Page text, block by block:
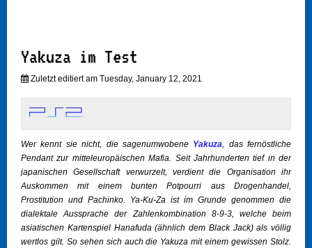
Yakuza im Test
Zuletzt editiert am Tuesday, January 12, 2021
Wer kennt sie nicht, die sagenumwobene Yakuza, das fernöstliche
Pendant zur mitteleuropäischen Mafia. Seit Jahrhunderten tief in der
japanischen Gesellschaft verwurzelt, verdient die Organisation ihr
Auskommen mit einem bunten Potpourri aus Drogenhandel,
Prostitution und Pachinko. Ya-Ku-Za ist im Grunde genommen die
dialektale Aussprache der Zahlenkombination 8-9-3, welche beim
asiatischen Kartenspiel Hanafuda (ähnlich dem Black Jack) als völlig
wertlos gilt. So sehen sich auch die Yakuza mit einem gewissen Stolz.